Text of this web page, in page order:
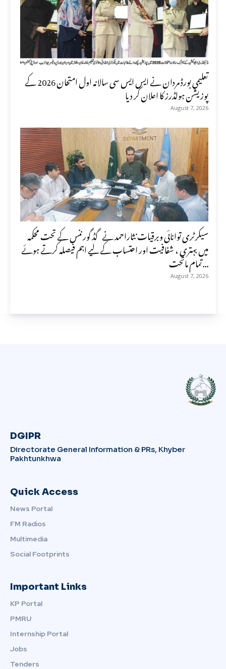
تعلیمی بورڈ مردان نے ایس ایس سی سالانہ اول امتحان 2026 کے
پوزیشن ہولڈرز کا اعلان کر دیا
August 7, 2026
سیکرٹری توانائی وبرقیات نثاراحمد نے گڈ گورننس کے تحت محکمہ
میں بہتری ، شفافیت اور احتساب کے لیے اہم فیصلہ کرتے ہوئے
تمام ماتحت...
August 7, 2026
DGIPR
Directorate General Information & PRs, Khyber
Pakhtunkhwa
Quick Access
News Portal
FM Radios
Multimedia
Social Footprints
Important Links
KP Portal
PMRU
Internship Portal
Jobs
Tenders